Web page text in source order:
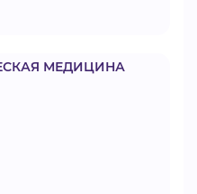
МЕДИЦИНА